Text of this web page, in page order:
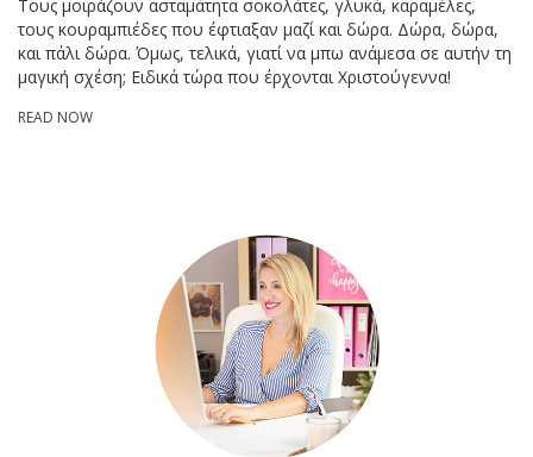
Τους μοιράζουν ασταμάτητα σοκολάτες, γλυκά, καραμέλες,
τους κουραμπιέδες που έφτιαξαν μαζί και δώρα. Δώρα, δώρα,
και πάλι δώρα. Όμως, τελικά, γιατί να μπω ανάμεσα σε αυτήν τη
μαγική σχέση; Ειδικά τώρα που έρχονται Χριστούγεννα!
READ NOW